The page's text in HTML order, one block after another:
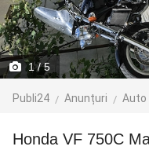
1/ 5
Publi24 Anunțuri Auto
Honda VF 750C